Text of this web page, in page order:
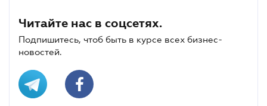
Читайте нас в соцсетях.
Подпишитесь, чтоб быть в курсе всех бизнес-
новостей.